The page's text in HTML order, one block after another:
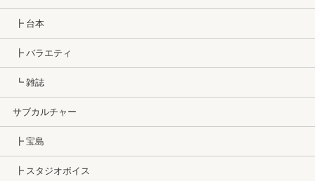
┣ 台本
┣ バラエティ
┗ 雑誌
サブカルチャー
┣ 宝島
┣ スタジオボイス